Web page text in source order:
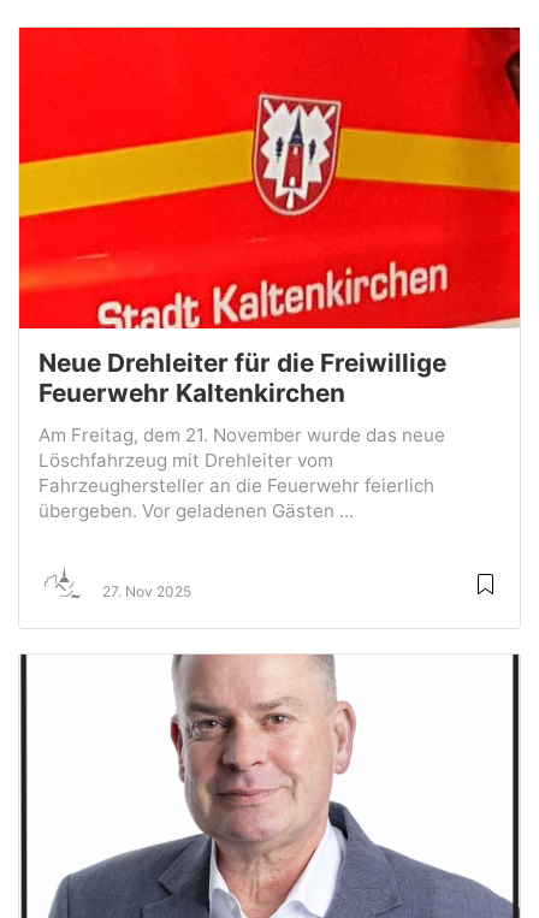
Neue Drehleiter für die Freiwillige
Feuerwehr Kaltenkirchen
Am Freitag, dem 21. November wurde das neue
Löschfahrzeug mit Drehleiter vom
Fahrzeughersteller an die Feuerwehr feierlich
übergeben. Vor geladenen Gästen ...
27. Nov 2025